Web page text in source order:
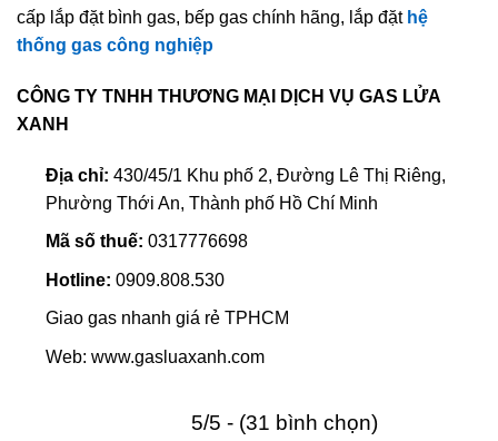
cấp lắp đặt bình gas, bếp gas chính hãng, lắp đặt hệ
thống gas công nghiệp
CÔNG TY TNHH THƯƠNG MẠI DỊCH VỤ GAS LỬA
XANH
Địa chỉ: 430/45/1 Khu phố 2, Đường Lê Thị Riêng,
Phường Thới An, Thành phố Hồ Chí Minh
Mã số thuế: 0317776698
Hotline: 0909.808.530
Giao gas nhanh giá rẻ TPHCM
Web: www.gasluaxanh.com
5/5 - (31 bình chọn)